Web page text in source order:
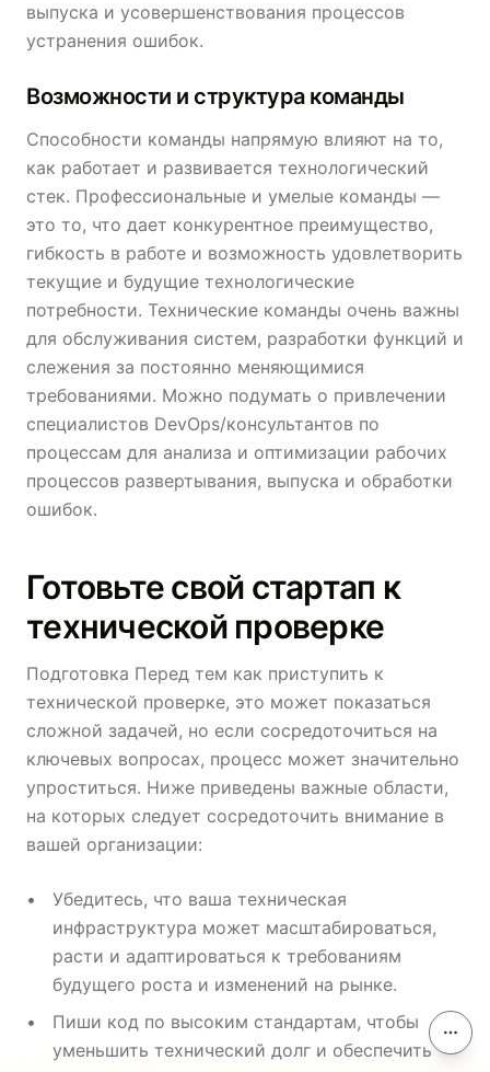
выпуска и усовершенствования процессов
устранения ошибок.
Возможности и структура команды
Способности команды напрямую влияют на то,
как работает и развивается технологический
стек. Профессиональные и умелые команды —
это то, что дает конкурентное преимущество,
гибкость в работе и возможность удовлетворить
текущие и будущие технологические
потребности. Технические команды очень важны
для обслуживания систем, разработки функций и
слежения за постоянно меняющимися
требованиями. Можно подумать о привлечении
специалистов DevOps/консультантов по
процессам для анализа и оптимизации рабочих
процессов развертывания, выпуска и обработки
ошибок.
Готовьте свой стартап к
технической проверке
Подготовка Перед тем как приступить к
технической проверке, это может показаться
сложной задачей, но если сосредоточиться на
ключевых вопросах, процесс может значительно
упроститься. Ниже приведены важные области,
на которых следует сосредоточить внимание в
вашей организации:
Убедитесь, что ваша техническая
инфраструктура может масштабироваться,
расти и адаптироваться к требованиям
будущего роста и изменений на рынке.
Пиши код по высоким стандартам, чтобы
уменьшить технический долг и обеспечить